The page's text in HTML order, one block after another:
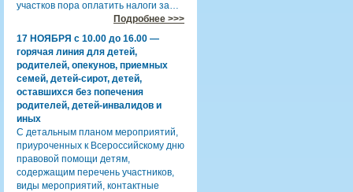
участков пора оплатить налоги за…
Подробнее >>>
17 НОЯБРЯ с 10.00 до 16.00 —
горячая линия для детей,
родителей, опекунов, приемных
семей, детей-сирот, детей,
оставшихся без попечения
родителей, детей-инвалидов и
иных
С детальным планом мероприятий,
приуроченных к Всероссийскому дню
правовой помощи детям,
содержащим перечень участников,
виды мероприятий, контактные